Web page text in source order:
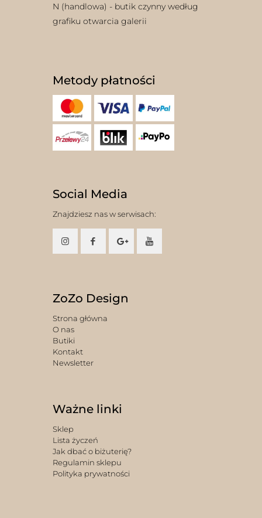
N (handlowa) - butik czynny według
grafiku otwarcia galerii
Metody płatności
Social Media
Znajdziesz nas w serwisach:
ZoZo Design
Strona główna
O nas
Butiki
Kontakt
Newsletter
Ważne linki
Sklep
Lista życzeń
Jak dbać o biżuterię?
Regulamin sklepu
Polityka prywatności